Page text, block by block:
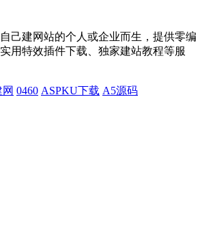
己建网站的个人或企业而生，提供零编
用特效插件下载、独家建站教程等服
0460 ASPKU下载 A5源码